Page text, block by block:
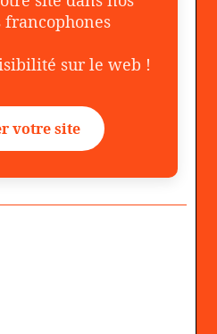
sur le web !
votre site